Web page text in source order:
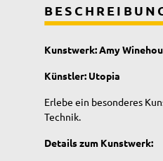
Kunstwerk: Amy
Künstler: Utopia
Erlebe ein besonderes
Technik.
Details zum Kunstwerk: